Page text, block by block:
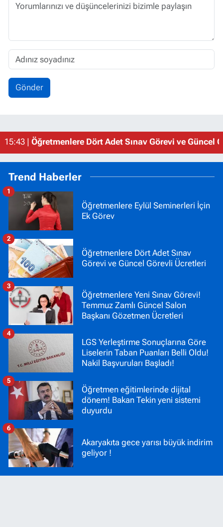
Gönder
15:43 | Öğretmenlere Dört Adet Sınav Görevi ve Güncel
Trend Haberler
Öğretmenlere Eylül Seminerleri İçin
Ek Görev
1
Öğretmenlere Dört Adet Sınav
Görevi ve Güncel Görevli Ücretleri
2
Öğretmenlere Yeni Sınav Görevi!
Temmuz Zamlı Güncel Salon
Başkanı Gözetmen Ücretleri
3
LGS Yerleştirme Sonuçlarına Göre
Liselerin Taban Puanları Belli Oldu!
Nakil Başvuruları Başladı!
4
Öğretmen eğitimlerinde dijital
dönem! Bakan Tekin yeni sistemi
duyurdu
5
Akaryakıta gece yarısı büyük indirim
geliyor !
6